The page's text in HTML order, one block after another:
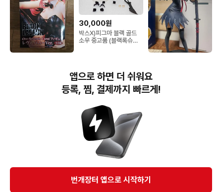
25주년 기념 한정판 피규
30,000원
박스X)피그마 블랙 골드
소우 중고품 (블랙록슈터
규어
번개장터(주) 사업자정보, 이용약관 및 기타 법적고지
번개장터㈜는 통신판매중개자이며, 통신판매의 당사자가 아닙니다. 전자상거래 등에서의
소비자보호에 관한 법률 등 관련 법령 및 번개장터㈜의 약관에 따라 상품, 상품정보, 거래에 관한 책임은
개별 판매자에게 귀속하고, 번개장터㈜는 원칙적으로 회원간 거래에 대하여 책임을 지지 않습니다.
다만, 번개장터㈜가 직접 판매하는 상품에 대한 책임은 번개장터㈜에게 귀속합니다.
앱으로 하면 더 쉬워요
등록, 찜, 결제까지 빠르게!
번개장터 앱으로 시작하기